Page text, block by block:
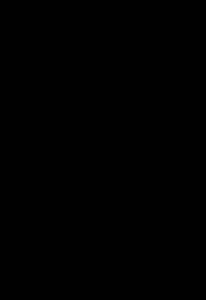
Качество на высшем уровне,
подарки.
профессионально, а